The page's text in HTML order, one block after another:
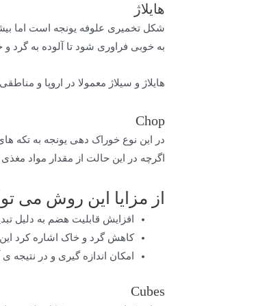
هایلاژ
شکل تخمیری علوفه یونجه است اما
به خوبی فراوری شود تا آلوده به گرد
هایلاژ و سیلاژ معمولا در اروپا و
Chop
اگرچه در این حالت از مقدار مواد
از مزایا این روش می
افزایش قابلیت هضم به دلیل
کاهش گرد و خاک اشاره کرد
امکان اندازه گیری و در نتیجه
Cubes